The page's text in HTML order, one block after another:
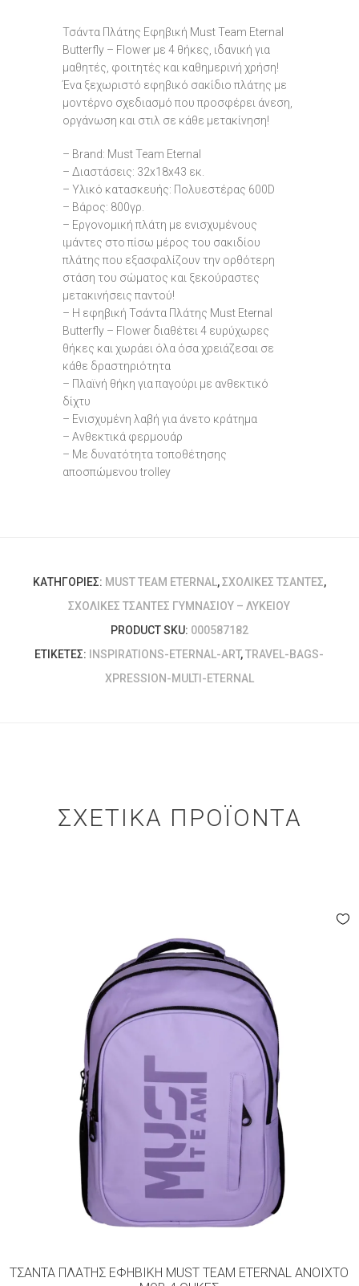
Τσάντα Πλάτης Εφηβική Must Team Eternal
Butterfly – Flower με 4 θήκες, ιδανική για
μαθητές, φοιτητές και καθημερινή χρήση!
Ένα ξεχωριστό εφηβικό σακίδιο πλάτης με
μοντέρνο σχεδιασμό που προσφέρει άνεση,
οργάνωση και στιλ σε κάθε μετακίνηση!
– Brand: Must Team Eternal
– Διαστάσεις: 32x18x43 εκ.
– Υλικό κατασκευής: Πολυεστέρας 600D
– Βάρος: 800γρ.
– Εργονομική πλάτη με ενισχυμένους
ιμάντες στο πίσω μέρος του σακιδίου
πλάτης που εξασφαλίζουν την ορθότερη
στάση του σώματος και ξεκούραστες
μετακινήσεις παντού!
– Η εφηβική Τσάντα Πλάτης Must Eternal
Butterfly – Flower διαθέτει 4 ευρύχωρες
θήκες και χωράει όλα όσα χρειάζεσαι σε
κάθε δραστηριότητα
– Πλαϊνή θήκη για παγούρι με ανθεκτικό
δίχτυ
– Ενισχυμένη λαβή για άνετο κράτημα
– Ανθεκτικά φερμουάρ
– Με δυνατότητα τοποθέτησης
αποσπώμενου trolley
ΚΑΤΗΓΟΡΊΕΣ: MUST TEAM ETERNAL,ΣΧΟΛΙΚΈΣ ΤΣΆΝΤΕΣ,
ΣΧΟΛΙΚΈΣ ΤΣΆΝΤΕΣ ΓΥΜΝΑΣΊΟΥ – ΛΥΚΕΊΟΥ
PRODUCT SKU: 000587182
ΕΤΙΚΈΤΕΣ:
INSPIRATIONS-ETERNAL-ART,TRAVEL-BAGS-
XPRESSION-MULTI-ETERNAL
ΣΧΕΤΙΚΆ ΠΡΟΪΌΝΤΑ
ΤΣΆΝΤΑ ΠΛΆΤΗΣ ΕΦΗΒΙΚΉ MUST TEAM ETERNAL ΑΝΟΙΧΤΌ